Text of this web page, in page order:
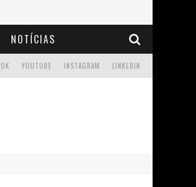
NOTÍCIAS
LINKEDIN
INSTAGRAM
YOUTUBE